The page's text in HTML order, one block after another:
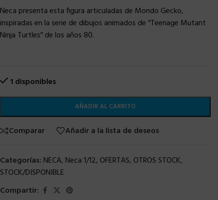
Neca presenta esta figura articuladas de Mondo Gecko,
inspiradas en la serie de dibujos animados de “Teenage Mutant
Ninja Turtles” de los años 80.
1 disponibles
AÑADIR AL CARRITO
Comparar Añadir a la lista de deseos
Categorías: NECA, Neca 1/12, OFERTAS, OTROS STOCK,
STOCK/DISPONIBLE
Compartir: